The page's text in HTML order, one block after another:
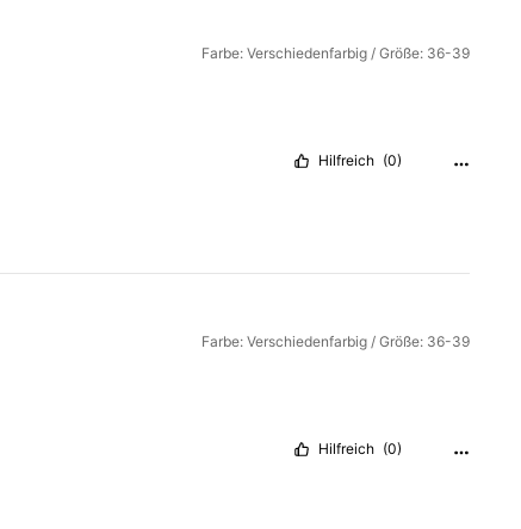
Farbe: Verschiedenfarbig / Größe: 36-39
Hilfreich (0)
Farbe: Verschiedenfarbig / Größe: 36-39
Hilfreich (0)